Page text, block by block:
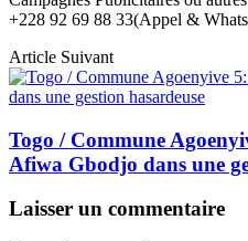
+228 92 69 88 33(Appel &
Article Suivant
Togo / Commune
Afiwa Gbodjo dans une
Laisser un commentaire